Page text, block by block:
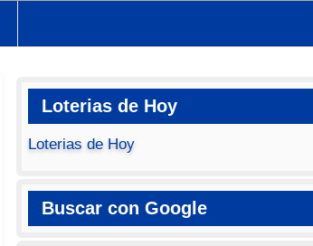
Loterias de Hoy
Loterias de Hoy
Buscar con Google